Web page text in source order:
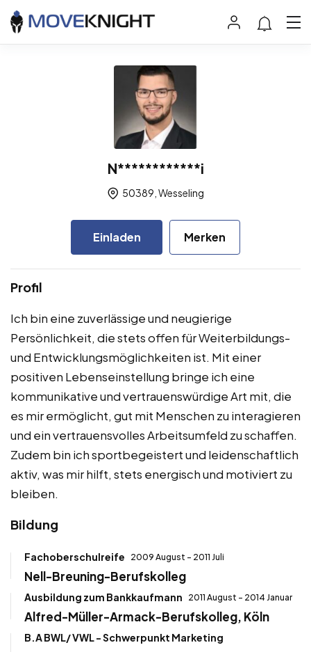
N************i
50389, Wesseling
Einladen Merken
Profil
Ich bin eine zuverlässige und neugierige
Persönlichkeit, die stets offen für Weiterbildungs-
und Entwicklungsmöglichkeiten ist. Mit einer
positiven Lebenseinstellung bringe ich eine
kommunikative und vertrauenswürdige Art mit, die
es mir ermöglicht, gut mit Menschen zu interagieren
und ein vertrauensvolles Arbeitsumfeld zu schaffen.
Zudem bin ich sportbegeistert und leidenschaftlich
aktiv, was mir hilft, stets energisch und motiviert zu
bleiben.
Bildung
Fachoberschulreife 2009 August - 2011 Juli
Nell-Breuning-Berufskolleg
Ausbildung zum Bankkaufmann 2011 August - 2014 Januar
Alfred-Müller-Armack-Berufskolleg, Köln
B.A BWL/ VWL - Schwerpunkt Marketing